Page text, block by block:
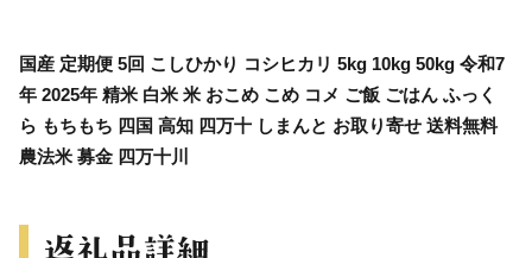
国産 定期便 5回 こしひかり コシヒカリ 5kg 10kg 50kg 令和7
年 2025年 精米 白米 米 おこめ こめ コメ ご飯 ごはん ふっく
ら もちもち 四国 高知 四万十 しまんと お取り寄せ 送料無料
農法米 募金 四万十川